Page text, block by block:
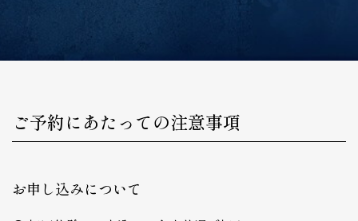
ご予約にあたっての注意事項
お申し込みについて